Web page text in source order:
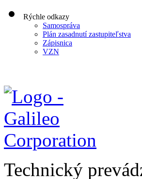
Rýchle odkazy
Samospráva
Plán zasadnutí zastupiteľstva
Zápisnica
VZN
Technický